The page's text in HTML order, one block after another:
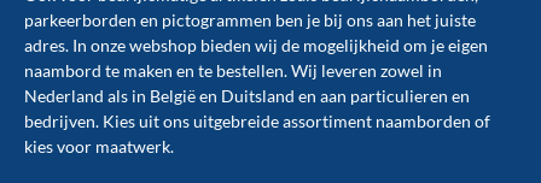
parkeerborden en pictogrammen ben je bij ons aan het juiste
adres. In onze webshop bieden wij de mogelijkheid om je eigen
naambord te maken en te bestellen. Wij leveren zowel in
Nederland als in België en Duitsland en aan particulieren en
bedrijven. Kies uit ons uitgebreide assortiment naamborden of
kies voor maatwerk.